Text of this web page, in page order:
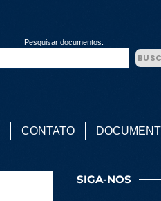
CONTATO
Pesquisar documentos:
SIGA-NOS